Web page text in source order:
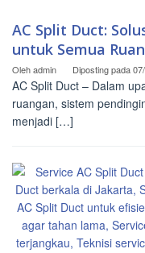
AC Split Duct:
untuk Semua
Olehadmin Diposting pada
AC Split Duct – Dalam
ruangan, sistem
menjadi […]